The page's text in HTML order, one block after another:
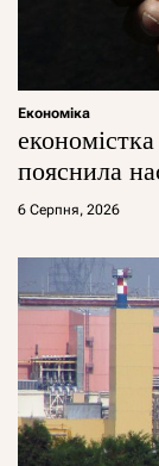
Економіка
пояснила
6 Серпня, 2026